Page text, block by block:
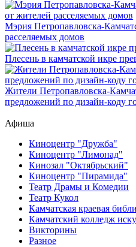
Мэрия Петропавловска-
расселяемых домов
Плесень в камчатской икре
Жители Петропавловска-
предложений по дизайн-коду
Афиша
Киноцентр "Дружба"
Киноцентр "Лимонад"
Кинозал "Октябрьский"
Киноцентр "Пирамида"
Театр Драмы и Комедии
Театр Кукол
Камчатская краевая
Камчатский колледж
Викторины
Разное